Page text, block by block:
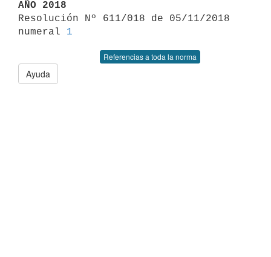
AÑO 2018
Resolución Nº 611/018 de 05/11/2018
numeral 1
Referencias a toda la norma
Ayuda